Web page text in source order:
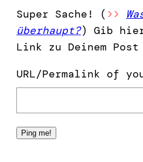
Super Sache! ( >>
überhaupt?) Gib
Link zu Deinem
URL/Permalink of